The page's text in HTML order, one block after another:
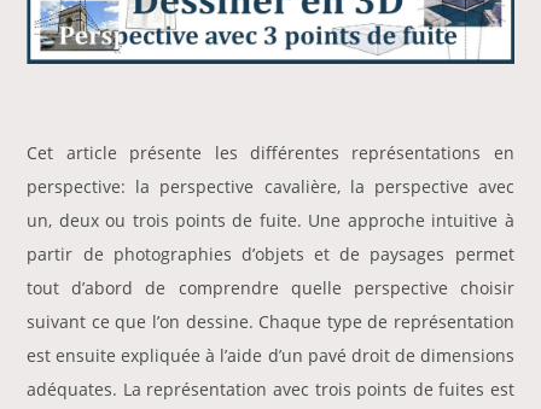
Cet article présente les différentes représentations en
perspective: la perspective cavalière, la perspective avec
un, deux ou trois points de fuite. Une approche intuitive à
partir de photographies d’objets et de paysages permet
tout d’abord de comprendre quelle perspective choisir
suivant ce que l’on dessine. Chaque type de représentation
est ensuite expliquée à l’aide d’un pavé droit de dimensions
adéquates. La représentation avec trois points de fuites est